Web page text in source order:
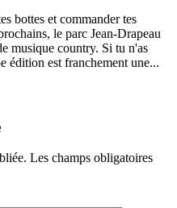
bottes et commander tes
le parc Jean-Drapeau
musique country. Si tu n'as
édition est franchement une...
Les champs obligatoires